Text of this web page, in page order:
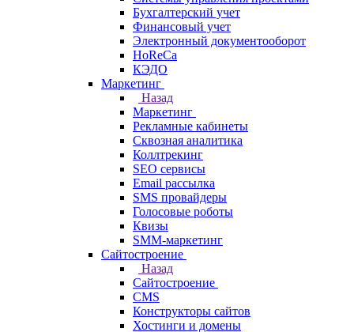
Бухгалтерский учет
Финансовый учет
Электронный документооборот
HoReCa
КЭДО
Маркетинг
Назад
Маркетинг
Рекламные кабинеты
Cквозная аналитика
Коллтрекинг
SEO сервисы
Email расcылка
SMS провайдеры
Голосовые роботы
Квизы
SMM-маркетинг
Сайтостроение
Назад
Сайтостроение
CMS
Конструкторы сайтов
Хостинги и домены